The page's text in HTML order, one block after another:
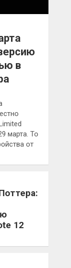
в
марта. То
от
12